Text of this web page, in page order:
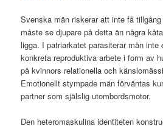
Svenska män riskerar att inte få
måste se djupare på detta än några
ligga. I patriarkatet parasiterar män inte
konkreta reproduktiva arbete i form av
på kvinnors relationella och
Emotionellt stympade män förväntas
partner som själslig utombordsmotor.
Den heteromaskulina identiteten